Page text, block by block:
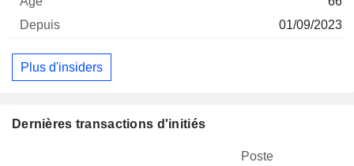
01/09/2023
Plus d'insiders
Dernières transactions d'initiés
Poste